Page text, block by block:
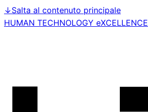
↓Salta al contenuto principale
HUMAN TECHNOLOGY eXCELLENCE